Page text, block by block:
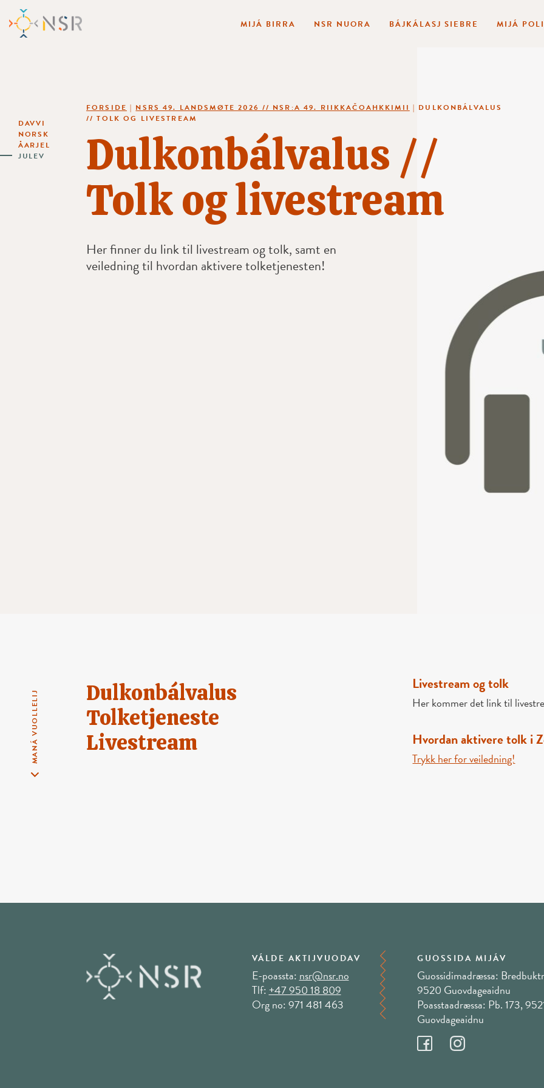
DAVVI
NORSK
ÅARJEL
JULEV
MANÁ VUOLLELIJ
MIJÁ BIRRA NSR NUORA BÁJKÁLASJ SIEBRE MIJÁ
FORSIDE | NSRS 49. LANDSMØTE 2026 // NSR:A 49. RIIKKAČOAHKKIMII | DULKONBÁLVALUS
// TOLK OG LIVESTREAM
Dulkonbálvalus //
Tolk og livestream
Her finner du link til livestream og tolk, samt en
veiledning til hvordan aktivere tolketjenesten!
Dulkonbálvalus
Tolketjeneste
Livestream
Livestream og tolk
Her kommer det link til
Hvordan aktivere tolk i
Trykk her for veiledning!
VÁLDE AKTIJVUODAV
E-poassta: nsr@nsr.no
Tlf:+47 950 18 809
Org no: 971 481 463
GUOSSIDA MIJÁV
Guossidimadræssa:
9520 Guovdageaidnu
Poasstaadræssa: Pb. 173,
Guovdageaidnu